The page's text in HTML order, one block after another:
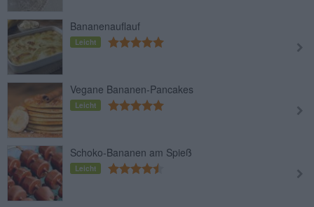
Bananenauflauf
Leicht
Vegane Bananen-Pancakes
Leicht
Schoko-Bananen am Spieß
Leicht